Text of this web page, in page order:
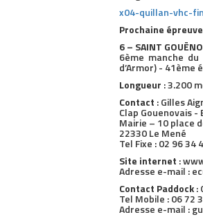
x04-quillan-vhc-
Prochaine
6 – SAINT GOUËNO
6ème manche
d’Armor) - 41ème
Longueur : 3.200
Contact : Gilles
Clap Gouenovais -
Mairie – 10 place
22330 Le Mené
Tel Fixe : 02 96 34
Site internet :
Adresse e-mail :
Contact Paddock:
Tel Mobile : 06 72
Adresse e-mail :